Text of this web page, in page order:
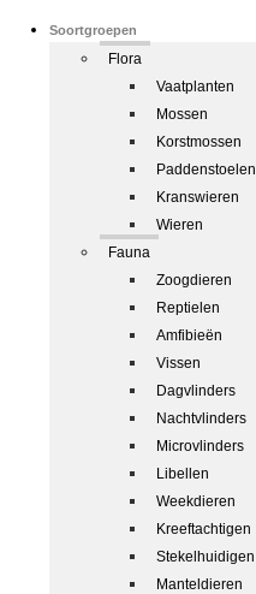
Soortgroepen
Flora
Vaatplanten
Mossen
Korstmossen
Paddenstoelen
Kranswieren
Wieren
Fauna
Zoogdieren
Reptielen
Amfibieën
Vissen
Dagvlinders
Nachtvlinders
Microvlinders
Libellen
Weekdieren
Kreeftachtigen
Stekelhuidigen
Manteldieren